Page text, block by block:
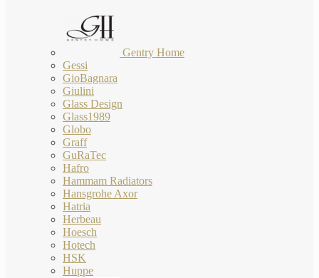
Gentry Home
Gessi
GioBagnara
Giulini
Glass Design
Glass1989
Globo
Graff
GuRaTec
Hafro
Hammam Radiators
Hansgrohe Axor
Hatria
Herbeau
Hoesch
Hotech
HSK
Huppe